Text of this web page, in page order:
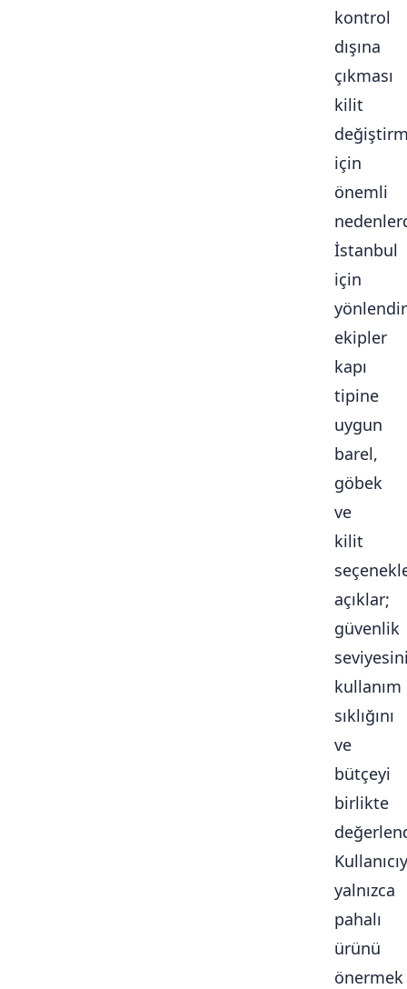
kontrol
dışına
çıkması
kilit
için
önemli
İstanbul
için
ekipler
kapı
tipine
uygun
barel,
göbek
ve
kilit
açıklar;
güvenlik
kullanım
sıklığını
ve
bütçeyi
birlikte
yalnızca
pahalı
ürünü
önermek